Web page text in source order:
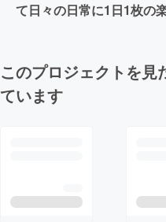
て日々の日常に1日1枚の
このプロジェクトを見
ています